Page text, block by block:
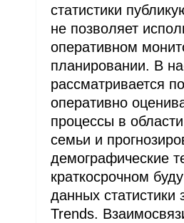
статистики
не позволяет
оперативном
планировании. В
рассматривается
оперативно
процессы в
семьи и
демографические
краткосрочном
данных статистики
Trends.